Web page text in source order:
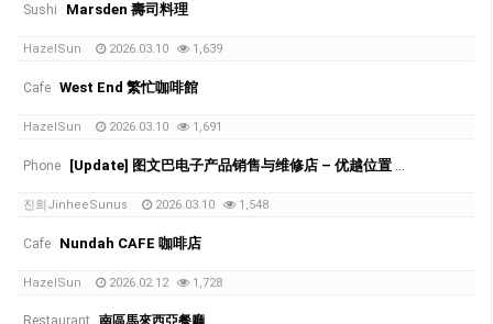
Sushi Marsden 壽司料理
HazelSun 2026.03.10 1,639
Cafe West End 繁忙咖啡館
HazelSun 2026.03.10 1,691
Phone [Update] 图文巴电子产品销售与维修店 – 优越位置 (QLD 4350)
진희JinheeSunus 2026.03.10 1,548
Cafe Nundah CAFE 咖啡店
HazelSun 2026.02.12 1,728